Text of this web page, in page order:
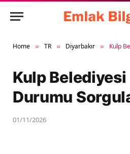
Home » TR » Diyarbakır » Kulp
Kulp
Durumu
01/11/2026